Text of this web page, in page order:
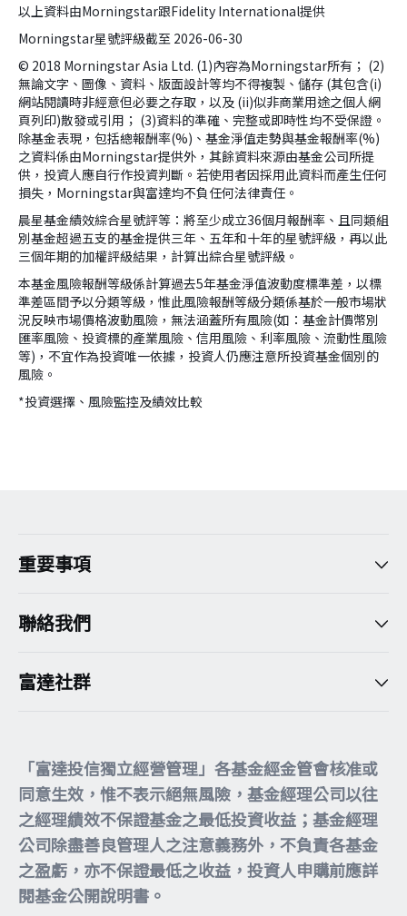
以上資料由Morningstar跟Fidelity International提供
Morningstar星號評級截至 2026-06-30
© 2018 Morningstar Asia Ltd. (1)內容為Morningstar所有； (2)
無論文字、圖像、資料、版面設計等均不得複製、儲存 (其包含(i)
網站閱讀時非經意但必要之存取，以及 (ii)似非商業用途之個人網
頁列印)散發或引用； (3)資料的準確、完整或即時性均不受保證。
除基金表現，包括總報酬率(%)、基金淨值走勢與基金報酬率(%)
之資料係由Morningstar提供外，其餘資料來源由基金公司所提
供，投資人應自行作投資判斷。若使用者因採用此資料而產生任何
損失，Morningstar與富達均不負任何法律責任。
晨星基金績效綜合星號評等：將至少成立36個月報酬率、且同類組
別基金超過五支的基金提供三年、五年和十年的星號評級，再以此
三個年期的加權評級結果，計算出綜合星號評級。
本基金風險報酬等級係計算過去5年基金淨值波動度標準差，以標
準差區間予以分類等級，惟此風險報酬等級分類係基於一般市場狀
況反映市場價格波動風險，無法涵蓋所有風險(如：基金計價幣別
匯率風險、投資標的產業風險、信用風險、利率風險、流動性風險
等)，不宜作為投資唯一依據，投資人仍應注意所投資基金個別的
風險。
*投資選擇、風險監控及績效比較
重要事項
聯絡我們
富達社群
「富達投信獨立經營管理」各基金經金管會核准或
同意生效，惟不表示絕無風險，基金經理公司以往
之經理績效不保證基金之最低投資收益；基金經理
公司除盡善良管理人之注意義務外，不負責各基金
之盈虧，亦不保證最低之收益，投資人申購前應詳
閱基金公開說明書。